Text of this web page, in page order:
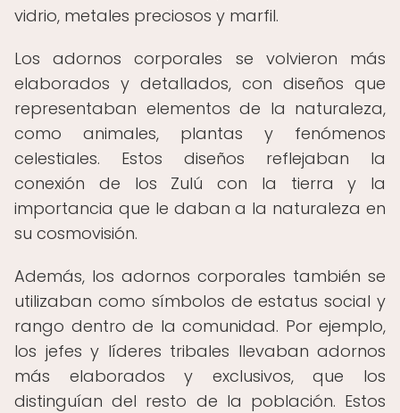
vidrio, metales preciosos y marfil.
Los adornos corporales se volvieron más
elaborados y detallados, con diseños que
representaban elementos de la naturaleza,
como animales, plantas y fenómenos
celestiales. Estos diseños reflejaban la
conexión de los Zulú con la tierra y la
importancia que le daban a la naturaleza en
su cosmovisión.
Además, los adornos corporales también se
utilizaban como símbolos de estatus social y
rango dentro de la comunidad. Por ejemplo,
los jefes y líderes tribales llevaban adornos
más elaborados y exclusivos, que los
distinguían del resto de la población. Estos